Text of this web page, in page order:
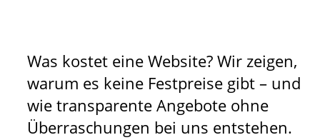
Was kostet eine Website? Wir zeigen,
warum es keine Festpreise gibt – und
wie transparente Angebote ohne
Überraschungen bei uns entstehen.